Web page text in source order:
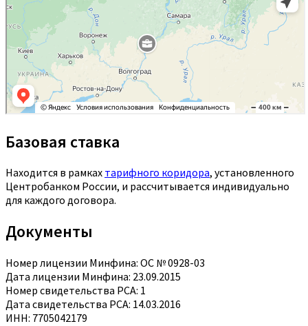
Базовая ставка
Находится в рамках тарифного коридора, установленного
Центробанком России, и рассчитывается индивидуально
для каждого договора.
Документы
Номер лицензии Минфина: ОС № 0928-03
Дата лицензии Минфина: 23.09.2015
Номер свидетельства РСА: 1
Дата свидетельства РСА: 14.03.2016
ИНН: 7705042179